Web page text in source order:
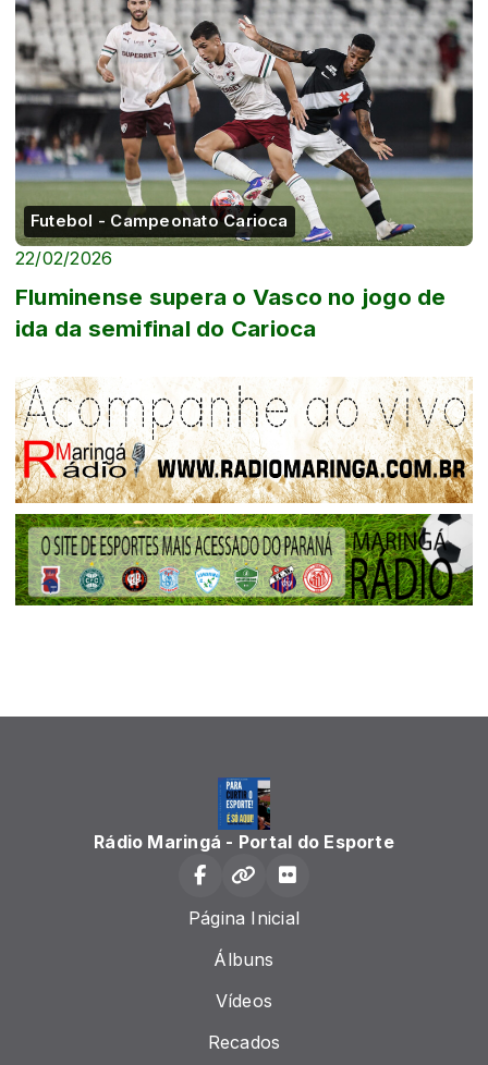
Futebol - Campeonato Carioca
22/02/2026
Fluminense supera o Vasco no jogo de
ida da semifinal do Carioca
Rádio Maringá - Portal do Esporte
Página Inicial
Álbuns
Vídeos
Recados